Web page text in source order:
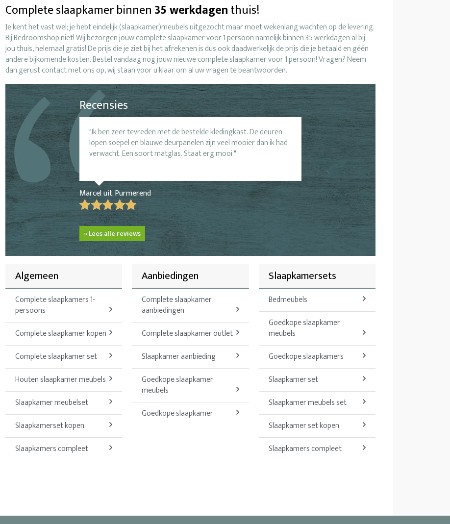
Complete slaapkamer binnen 35 werkdagenthuis!
Je kent het vast wel; je hebt eindelijk (slaapkamer)meubels uitgezocht maar moet wekenlang wachten op de levering.
Bij Bedroomshop niet! Wij bezorgen jouw complete slaapkamer voor 1 persoon namelijk binnen 35 werkdagen al bij
jou thuis, helemaal gratis! De prijs die je ziet bij het afrekenen is dus ook daadwerkelijk de prijs die je betaald en géén
andere bijkomende kosten. Bestel vandaag nog jouw nieuwe complete slaapkamer voor 1 persoon! Vragen? Neem
dan gerust contact met ons op, wij staan voor u klaar om al uw vragen te beantwoorden.
Recensies
Ik ben zeer tevreden met de bestelde kledingkast. De deuren
lopen soepel en blauwe deurpanelen zijn veel mooier dan ik had
verwacht. Een soort matglas. Staat erg mooi.
Marcel uit Purmerend
» Lees alle reviews
Algemeen
Complete slaapkamers 1-
persoons
Complete slaapkamer kopen
Complete slaapkamer set
Houten slaapkamer meubels
Slaapkamer meubelset
Slaapkamerset kopen
Slaapkamers compleet
Aanbiedingen
Complete slaapkamer
aanbiedingen
Complete slaapkamer outlet
Slaapkamer aanbieding
Goedkope slaapkamer
meubels
Goedkope slaapkamer
Slaapkamersets
Bedmeubels
Goedkope slaapkamer
meubels
Goedkope slaapkamers
Slaapkamer set
Slaapkamer meubels set
Slaapkamer set kopen
Slaapkamers compleet